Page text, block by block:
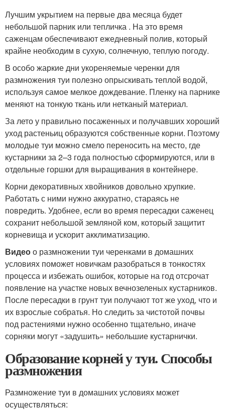
Лучшим укрытием на первые два месяца будет
небольшой парник или тепличка . На это время
саженцам обеспечивают ежедневный полив, который
крайне необходим в сухую, солнечную, теплую погоду.
В особо жаркие дни укореняемые черенки для
размножения туи полезно опрыскивать теплой водой,
используя самое мелкое дождевание. Пленку на парнике
меняют на тонкую ткань или нетканый материал.
За лето у правильно посаженных и получавших хороший
уход растеньиц образуются собственные корни. Поэтому
молодые туи можно смело переносить на место, где
кустарники за 2–3 года полностью сформируются, или в
отдельные горшки для выращивания в контейнере.
Корни декоративных хвойников довольно хрупкие.
Работать с ними нужно аккуратно, стараясь не
повредить. Удобнее, если во время пересадки саженец
сохранит небольшой земляной ком, который защитит
корневища и ускорит акклиматизацию.
Видеоо размножении туи черенками в домашних
условиях поможет новичкам разобраться в тонкостях
процесса и избежать ошибок, которые на год отсрочат
появление на участке новых вечнозеленых кустарников.
После пересадки в грунт туи получают тот же уход, что и
их взрослые собратья. Но следить за чистотой почвы
под растениями нужно особенно тщательно, иначе
сорняки могут «задушить» небольшие кустарнички.
Образование корней у туи. Способы
размножения
Размножение туи в домашних условиях может
осуществляться: